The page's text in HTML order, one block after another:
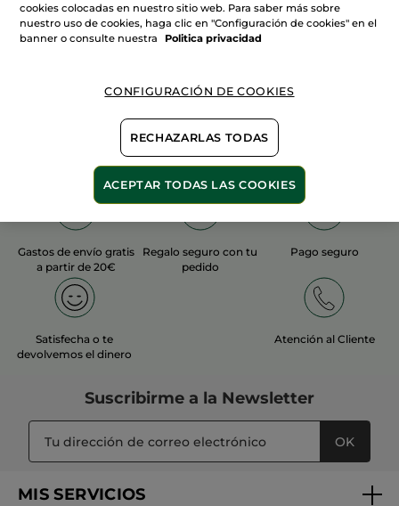
TRATAMIENTOS
BELLEZA PARA TI
Gastos de envío gratis
a partir de 20€
Regalo seguro con tu
pedido
Pago seguro
Satisfecha o te
devolvemos el dinero
Atención al Cliente
Suscribirme a la Newsletter
OK
MIS SERVICIOS
cookies colocadas en nuestro sitio web. Para saber más sobre
nuestro uso de cookies, haga clic en "Configuración de cookies" en el
banner o consulte nuestra
Politica privacidad
CONFIGURACIÓN DE COOKIES
RECHAZARLAS TODAS
ACEPTAR TODAS LAS COOKIES